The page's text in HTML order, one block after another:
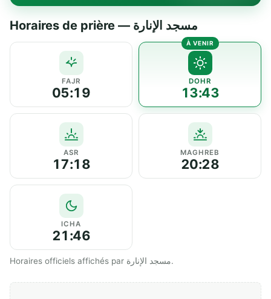
Horaires de prière — مسجد الإنارة
FAJR
05:19
DOHR
13:43
ASR
17:18
MAGHREB
20:28
ICHA
21:46
Horaires officiels affichés par مسجد الإنارة.